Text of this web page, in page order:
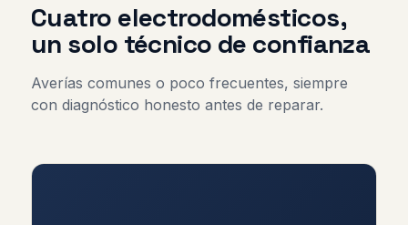
Cuatro electrodomésticos,
un solo técnico de confianza
Averías comunes o poco frecuentes, siempre
con diagnóstico honesto antes de reparar.